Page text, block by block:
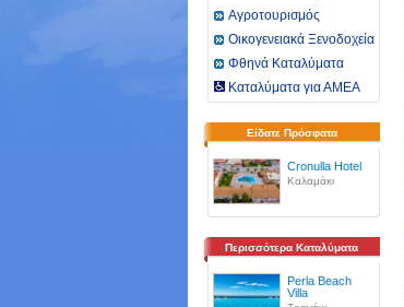
Αγροτουρισμός
Οικογενειακά Ξενοδοχεία
Φθηνά Καταλύματα
Καταλύματα για ΑΜΕΑ
Είδατε Πρόσφατα
Cronulla Hotel
Καλαμάκι
Περισσότερα Καταλύματα
Perla Beach
Villa